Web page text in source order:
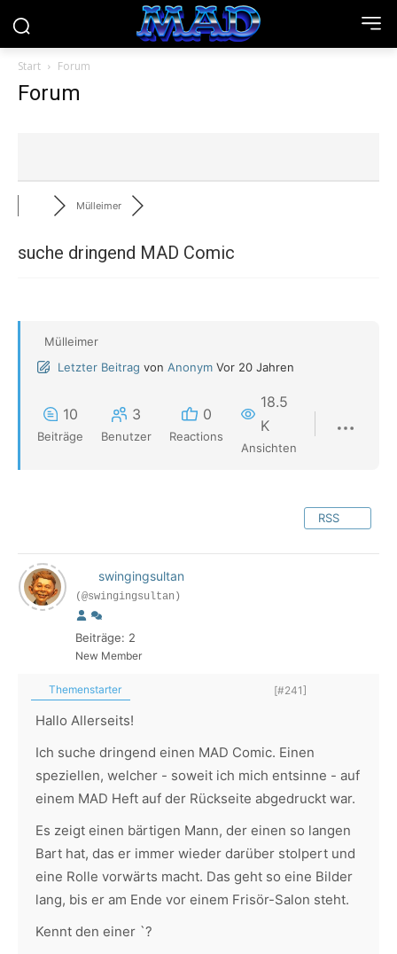
Start Forum
Forum
Mülleimer
suche dringend MAD Comic
Mülleimer
Letzter Beitrag von Anonym Vor 20 Jahren
10
Beiträge
3
Benutzer
0
Reactions
18.5
K
Ansichten
RSS
swingingsultan
(@swingingsultan)
Beiträge: 2
New Member
Themenstarter [#241]
Hallo Allerseits!
Ich suche dringend einen MAD Comic. Einen
speziellen, welcher - soweit ich mich entsinne - auf
einem MAD Heft auf der Rückseite abgedruckt war.
Es zeigt einen bärtigen Mann, der einen so langen
Bart hat, das er immer wieder darüber stolpert und
eine Rolle vorwärts macht. Das geht so eine Bilder
lang, bis er am Ende vor einem Frisör-Salon steht.
Kennt den einer `?